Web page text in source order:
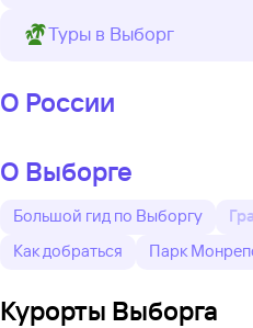
Туры в Выборг
О России
О Выборге
Большой гид по Выборгу
Как добраться
Парк
Курорты Выборга